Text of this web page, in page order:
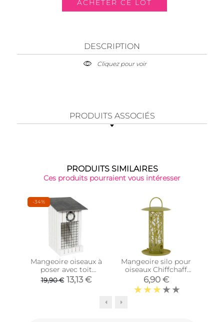
DESCRIPTION
Cliquez pour voir
PRODUITS ASSOCIÉS
PRODUITS SIMILAIRES
Ces produits pourraient vous intéresser
-34%
Mangeoire oiseaux à
poser avec toit
ardoise
19,90 € 13,13 €
Mangeoire silo pour
oiseaux Chiffchaff
(Pour graines +
plateau + perchoir)
6,90 €